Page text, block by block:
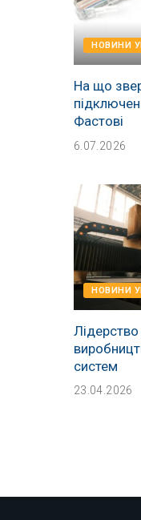
НОВИНИ
На що
Фастові
6.07.2026
НОВИНИ
Лідерство
систем
23.04.2026